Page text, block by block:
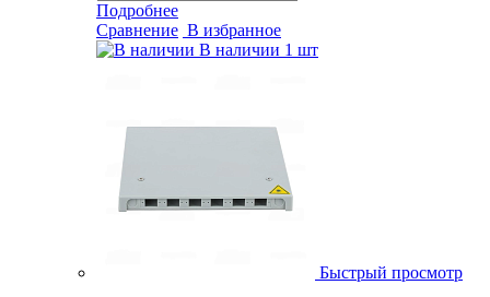
Подробнее
Сравнение В избранное
В наличии 1 шт
Быстрый просмотр